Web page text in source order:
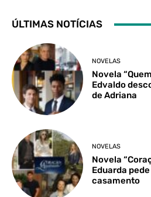
ÚLTIMAS NOTÍCIAS
NOVELAS
Novela
Edvaldo
de Adriana
NOVELAS
Novela
Eduarda
casamento